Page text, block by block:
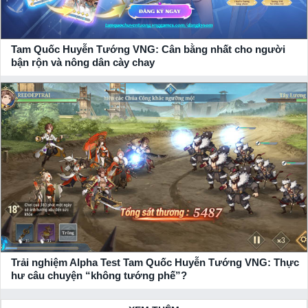
Nhận giftcode game Tam Quốc Huyễn Tướng VNG siêu giá
Hãy đồng hành cùng xemgame.com để cập nhật những thông
tin mới nhất về tựa game này và đồng thời thu về thật nhiều
giftcode, vip codegame giá trị từNPH VNGgửi tặng.
Tam Quốc Huyễn Tướng VNG: Cân bằng nhất cho người
bận rộn và nông dân cày chay
Trải nghiệm Alpha Test Tam Quốc Huyễn Tướng VNG: Thực
hư câu chuyện “không tướng phế”?